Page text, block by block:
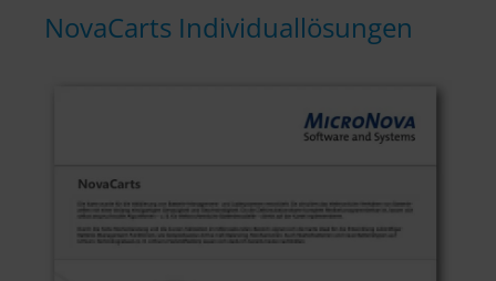
NovaCarts Individuallösungen